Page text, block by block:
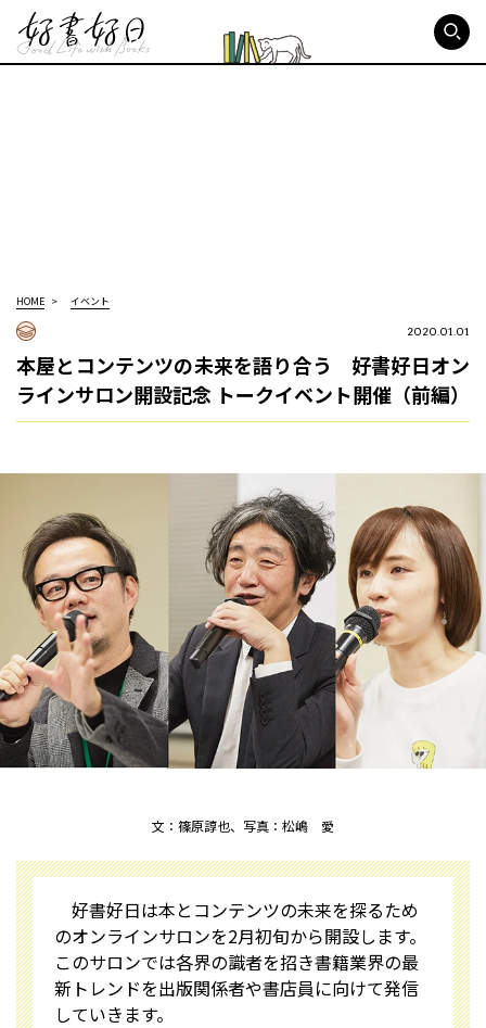
HOME イベント
2020.01.01
本屋とコンテンツの未来を語り合う 好書好日オン
ラインサロン開設記念 トークイベント開催（前編）
文：篠原諄也、写真：松嶋 愛
好書好日は本とコンテンツの未来を探るため
のオンラインサロンを2月初旬から開設します。
このサロンでは各界の識者を招き書籍業界の最
新トレンドを出版関係者や書店員に向けて発信
していきます。